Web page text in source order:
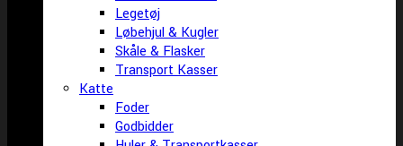
Legetøj
Løbehjul & Kugler
Skåle & Flasker
Transport Kasser
Katte
Foder
Godbidder